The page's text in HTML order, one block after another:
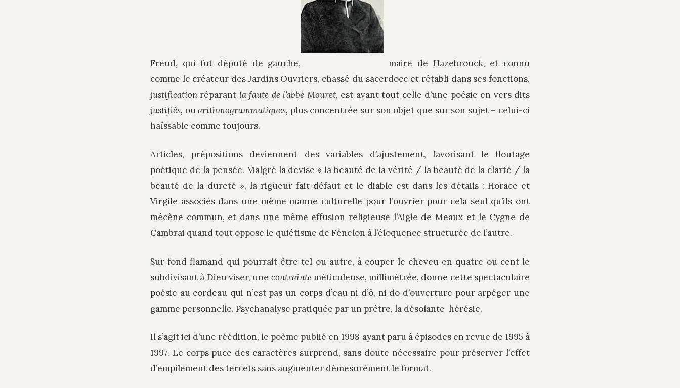
Freud, qui fut député de gauche,
maire de Hazebrouck, et connu
comme le créateur des Jardins Ouvriers, chassé du sacerdoce et rétabli dans ses fonctions,
justification réparant la faute de l’abbé Mouret, est avant tout celle d’une poésie en vers dits
justifiés, ouarithmogrammatiques, plus concentrée sur son objet que sur son sujet – celui-ci
haïssable comme toujours.
Articles, prépositions deviennent des variables d’ajustement, favorisant le floutage
poétique de la pensée. Malgré la devise « la beauté de la vérité / la beauté de la clarté / la
beauté de la dureté », la rigueur fait défaut et le diable est dans les détails : Horace et
Virgile associés dans une même manne culturelle pour l’ouvrier pour cela seul qu’ils ont
mécène commun, et dans une même effusion religieuse l’Aigle de Meaux et le Cygne de
Cambrai quand tout oppose le quiétisme de Fénelon à l’éloquence structurée de l’autre.
Sur fond flamand qui pourrait être tel ou autre, à couper le cheveu en quatre ou cent le
subdivisant à Dieu viser, une contrainte méticuleuse, millimétrée, donne cette spectaculaire
poésie au cordeau qui n’est pas un corps d’eau ni d’ô, ni do d’ouverture pour arpéger une
gamme personnelle. Psychanalyse pratiquée par un prêtre, la désolante hérésie.
Il s’agit ici d’une réédition, le poème publié en 1998 ayant paru à épisodes en revue de 1995 à
1997. Le corps puce des caractères surprend, sans doute nécessaire pour préserver l’effet
d’empilement des tercets sans augmenter démesurément le format.